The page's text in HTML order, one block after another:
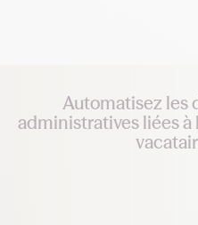
Automatisez les
administratives liées à